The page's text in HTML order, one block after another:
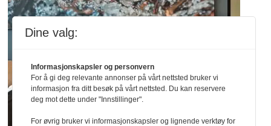
Dine valg:
Informasjonskapsler og personvern
For å gi deg relevante annonser på vårt nettsted bruker vi
informasjon fra ditt besøk på vårt nettsted. Du kan reservere
deg mot dette under "Innstillinger".
For øvrig bruker vi informasjonskapsler og lignende verktøy for